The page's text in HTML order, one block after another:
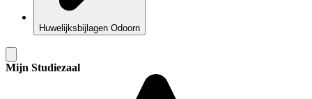
Huwelijksbijlagen Odoorn
Mijn Studiezaal